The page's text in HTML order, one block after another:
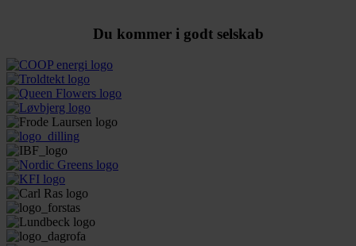
Du kommer i godt selskab